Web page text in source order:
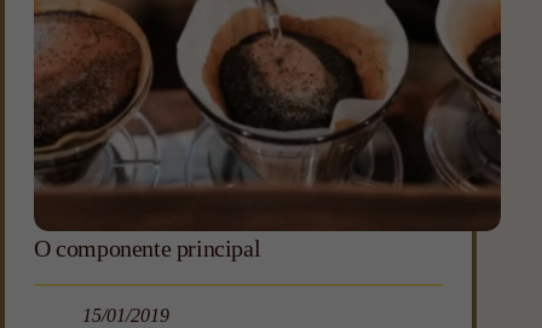
O componente principal
15/01/2019